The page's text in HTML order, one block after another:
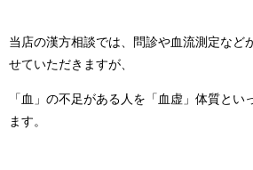
当店の漢方相談では、問診や血流測定など
せていただきますが、
「血」の不足がある人を「血虚」体質とい
ます。